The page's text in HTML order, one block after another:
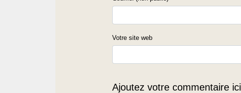
Votre site web
Ajoutez votre commentaire ici